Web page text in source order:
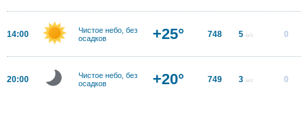
14:00
Чистое небо, без
осадков
+25° 748 5 м/с 0
20:00
Чистое небо, без
осадков
+20° 749 3 м/с 0